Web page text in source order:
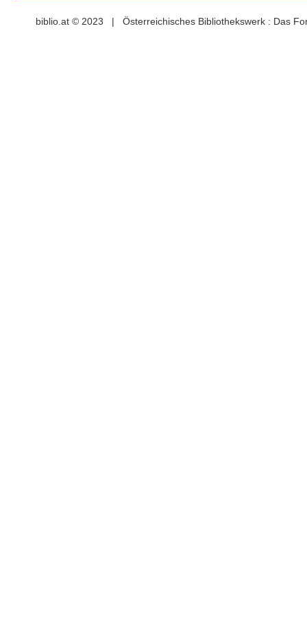
biblio.at © 2023 | Österreichisches Bibliothekswerk : Das